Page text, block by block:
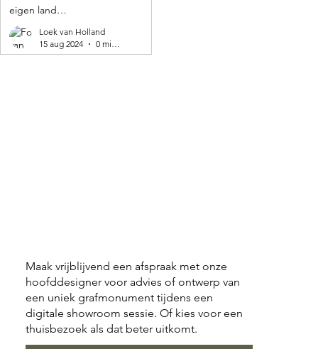
eigen land
geproduceerd! 🌍
Loek van Holland
15 aug 2024
0 minuten om te lezen
Maak vrijblijvend een afspraak met onze
hoofddesigner voor advies of ontwerp van
een uniek grafmonument tijdens een
digitale showroom sessie. Of kies voor een
thuisbezoek als dat beter uitkomt.